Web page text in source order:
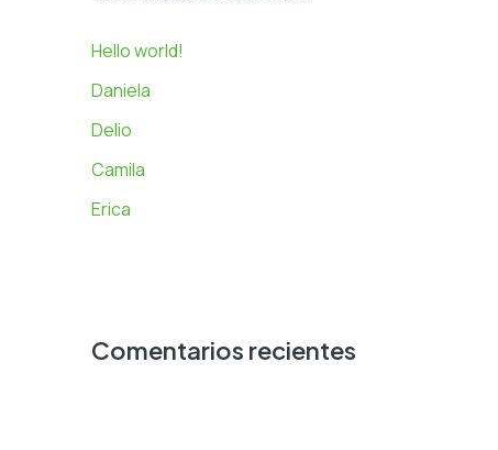
p
o
r
:
Hello world!
Daniela
Delio
Camila
Erica
Comentarios recientes